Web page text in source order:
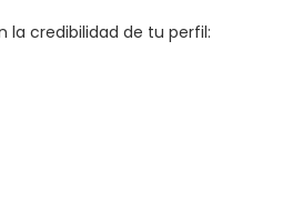
la credibilidad de tu perfil: